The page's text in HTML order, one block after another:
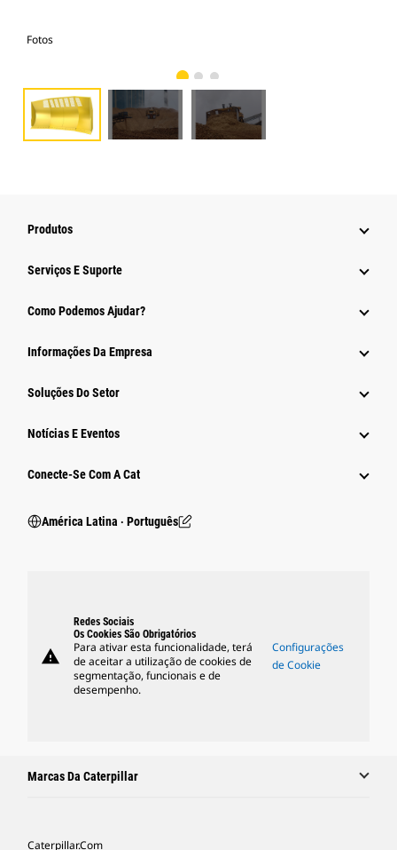
Fotos
Produtos
Serviços E Suporte
Como Podemos Ajudar?
Informações Da Empresa
Soluções Do Setor
Notícias E Eventos
Conecte-Se Com A Cat
América Latina ‧ Português
warning
Redes Sociais
Os Cookies São Obrigatórios
Para ativar esta funcionalidade, terá
de aceitar a utilização de cookies de
segmentação, funcionais e de
desempenho.
Configurações
de Cookie
Marcas Da Caterpillar
Caterpillar.com